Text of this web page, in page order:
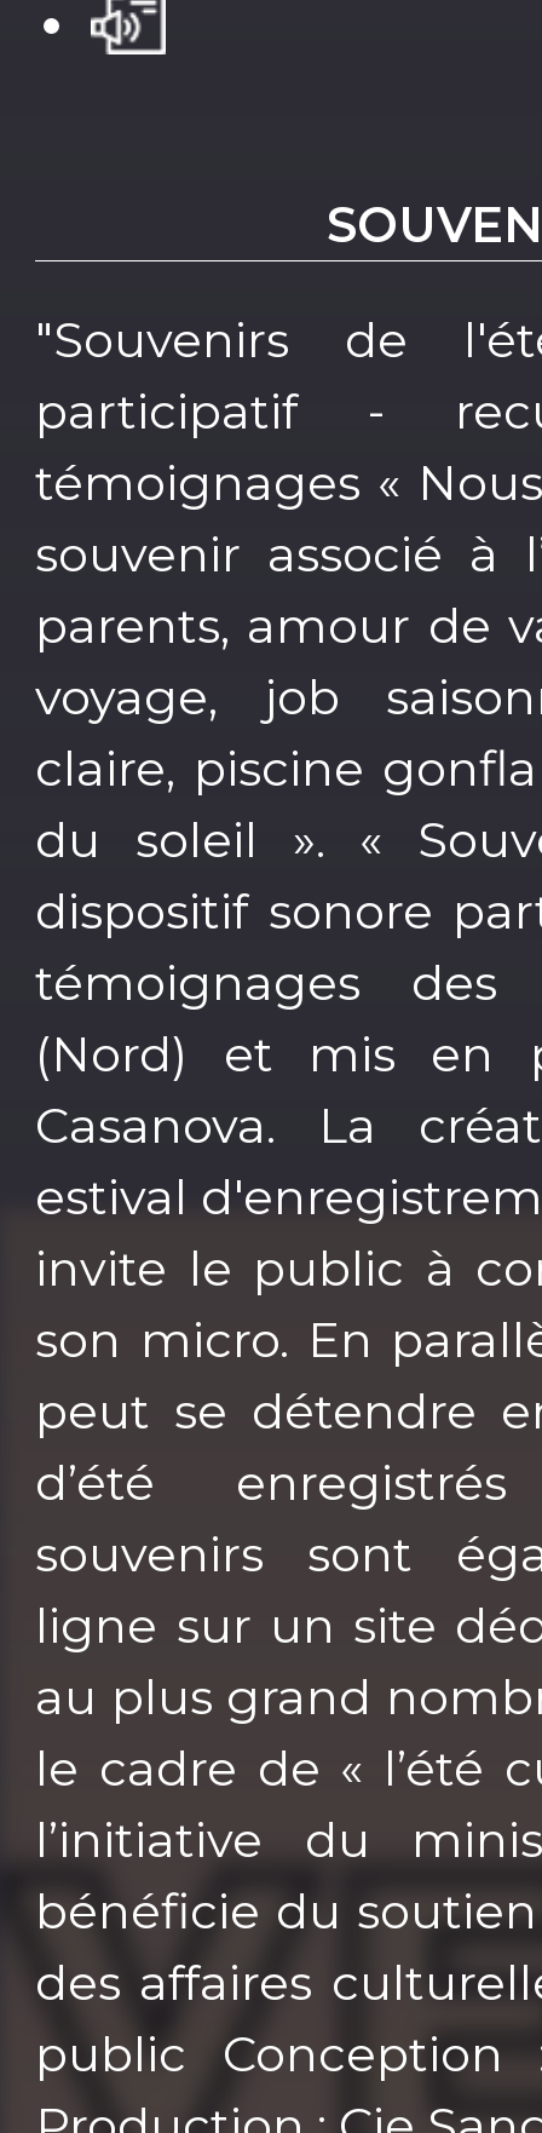
"Souvenirs de
participatif -
témoignages «
souvenir associé à
parents, amour de
voyage, job
claire, piscine
du soleil ». «
dispositif sonore
témoignages
(Nord) et mis en
Casanova. La
estival
invite le public à
son micro. En
peut se détendre
d’été
souvenirs sont
ligne sur un site
au plus grand
le cadre de « l’été
l’initiative du
bénéficie du
des affaires
public Conception